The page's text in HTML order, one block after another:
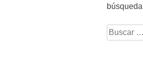
Buscar: